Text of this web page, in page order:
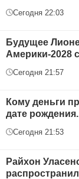
Сегодня 22:03
Будущее
Америки-2028
Сегодня 21:57
Кому деньги
дате
Сегодня 21:53
Райхон